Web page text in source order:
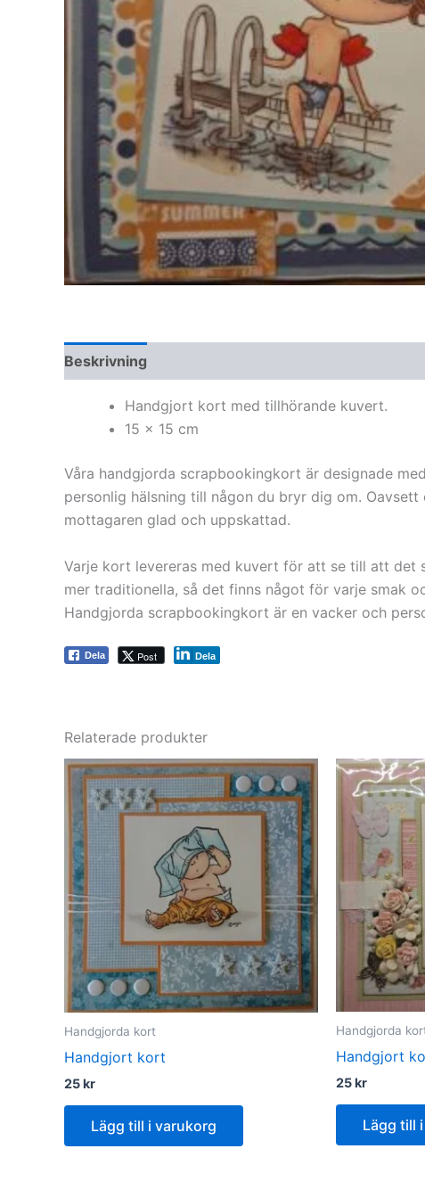
Beskrivning
Handgjort kort med tillhörande kuvert.
15 x 15 cm
Våra handgjorda scrapbookingkort är designade
personlig hälsning till någon du bryr dig om.
mottagaren glad och uppskattad.
Varje kort levereras med kuvert för att se till att det
mer traditionella, så det finns något för varje smak
Handgjorda scrapbookingkort är en vacker och
Dela Post Dela
Relaterade produkter
Handgjorda kort
Handgjort kort
25kr
Lägg till i varukorg
Handgjorda
Handgjort
25kr
Lägg till